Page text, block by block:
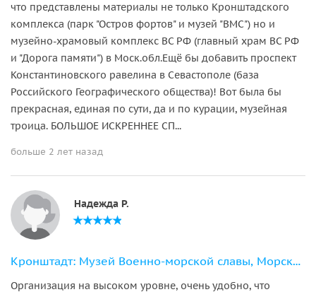
что представлены материалы не только Кронштадского
комплекса (парк "Остров фортов" и музей "ВМС") но и
музейно-храмовый комплекс ВС РФ (главный храм ВС РФ
и "Дорога памяти") в Моск.обл.Ещё бы добавить проспект
Константиновского равелина в Севастополе (база
Российского Географического общества)! Вот была бы
прекрасная, единая по сути, да и по курации, музейная
троица. БОЛЬШОЕ ИСКРЕННЕЕ СП...
больше 2 лет назад
Надежда Р.
Кронштадт: Музей Военно-морской славы, Морской собор + метеор
Организация на высоком уровне, очень удобно, что